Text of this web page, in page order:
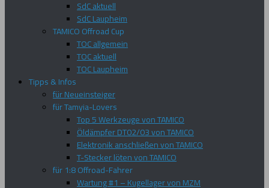
SdC aktuell
SdC Laupheim
TAMICO Offroad Cup
TOC allgemein
TOC aktuell
TOC Laupheim
Tipps & Infos
für Neueinsteiger
für Tamyia-Lovers
Top 5 Werkzeuge von TAMICO
Öldämpfer DT02/03 von TAMICO
Elektronik anschließen von TAMICO
T-Stecker löten von TAMICO
für 1:8 Offroad-Fahrer
Wartung #1 – Kugellager von MZM